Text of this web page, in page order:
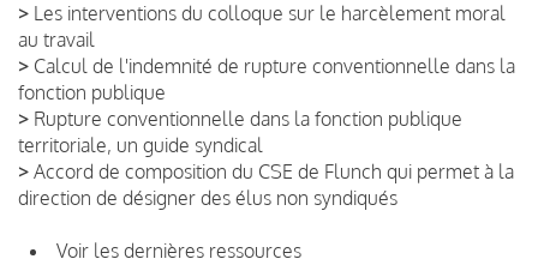
> Les interventions du colloque sur le harcèlement moral
au travail
> Calcul de l'indemnité de rupture conventionnelle dans la
fonction publique
> Rupture conventionnelle dans la fonction publique
territoriale, un guide syndical
> Accord de composition du CSE de Flunch qui permet à la
direction de désigner des élus non syndiqués
Voir les dernières ressources